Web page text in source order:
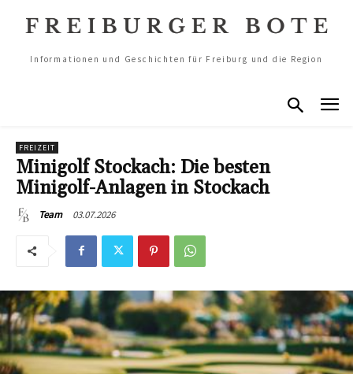
Informationen und Geschichten für Freiburg und die Region
FREIZEIT
Minigolf Stockach: Die besten
Minigolf-Anlagen in Stockach
Team 03.07.2026